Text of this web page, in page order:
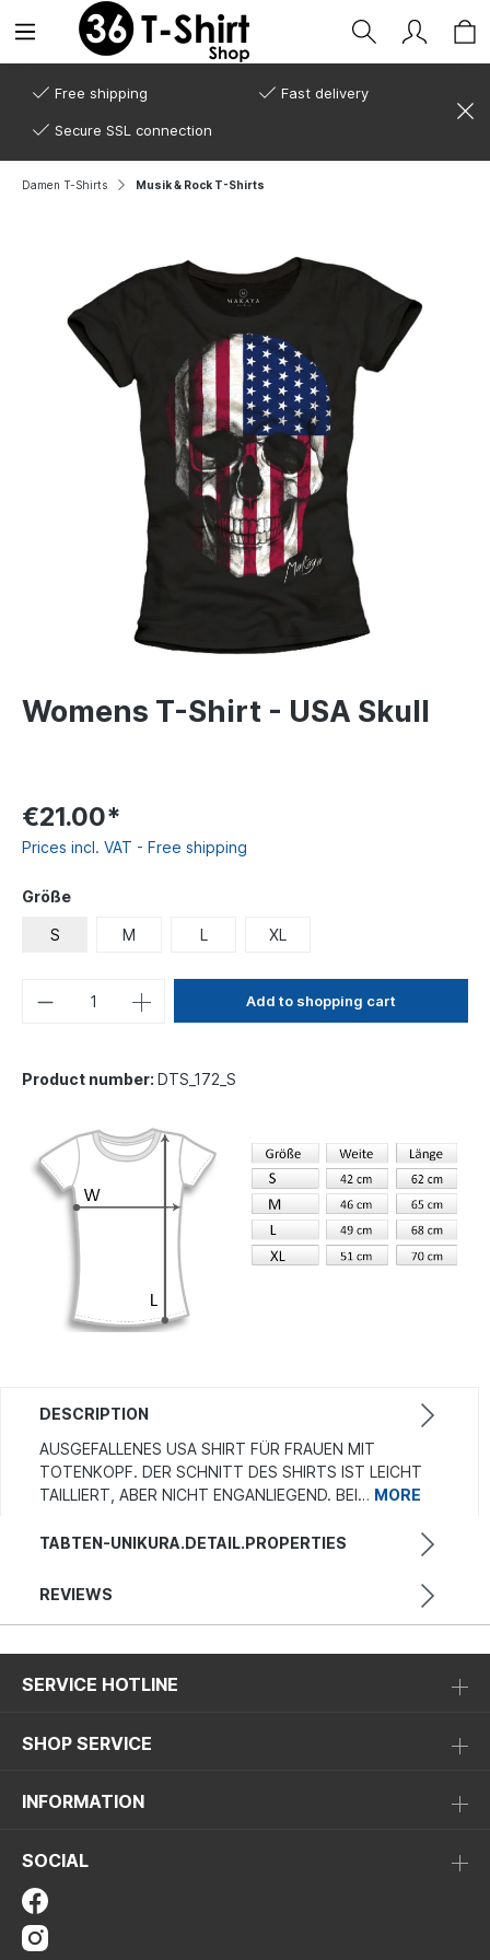
Free shipping Fast delivery
Secure SSL connection
Damen T-Shirts Musik & Rock T-Shirts
Womens T-Shirt - USA Skull
€21.00*
Prices incl. VAT - Free shipping
Größe
S M L XL
Add to shopping cart
Product number: DTS_172_S
DESCRIPTION
AUSGEFALLENES USA SHIRT FÜR FRAUEN MIT
TOTENKOPF. DER SCHNITT DES SHIRTS IST LEICHT
TAILLIERT, ABER NICHT ENGANLIEGEND. BEI… MORE
TABTEN-UNIKURA.DETAIL.PROPERTIES
REVIEWS
SERVICE HOTLINE
SHOP SERVICE
INFORMATION
SOCIAL